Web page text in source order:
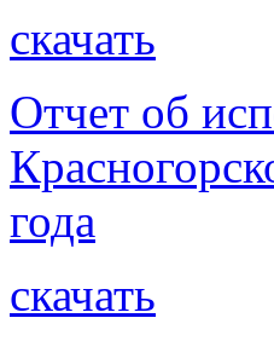
скачать
Отчет об
года
скачать